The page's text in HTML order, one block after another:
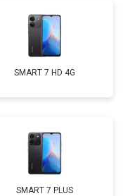
SMART 7 HD 4G
SMART 7 PLUS